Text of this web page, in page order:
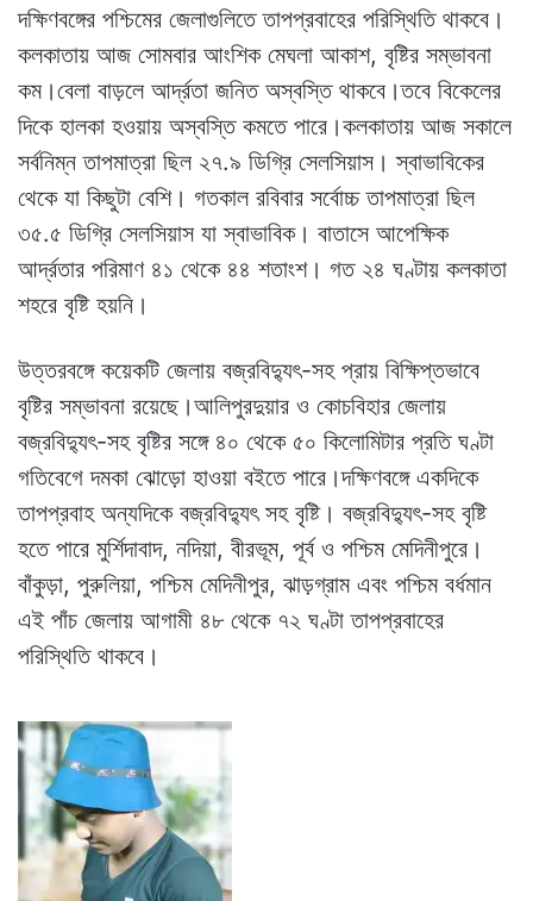
দক্ষিণবঙ্গের পশ্চিমের জেলাগুলিতে তাপপ্রবাহের পরিস্থিতি থাকবে।
কলকাতায় আজ সোমবার আংশিক মেঘলা আকাশ, বৃষ্টির সম্ভাবনা
কম।বেলা বাড়লে আর্দ্রতা জনিত অস্বস্তি থাকবে।তবে বিকেলের
দিকে হালকা হওয়ায় অস্বস্তি কমতে পারে।কলকাতায় আজ সকালে
সর্বনিম্ন তাপমাত্রা ছিল ২৭.৯ ডিগ্রি সেলসিয়াস। স্বাভাবিকের
থেকে যা কিছুটা বেশি। গতকাল রবিবার সর্বোচ্চ তাপমাত্রা ছিল
৩৫.৫ ডিগ্রি সেলসিয়াস যা স্বাভাবিক। বাতাসে আপেক্ষিক
আর্দ্রতার পরিমাণ ৪১ থেকে ৪৪ শতাংশ। গত ২৪ ঘণ্টায় কলকাতা
শহরে বৃষ্টি হয়নি।
উত্তরবঙ্গে কয়েকটি জেলায় বজ্রবিদ্যুৎ-সহ প্রায় বিক্ষিপ্তভাবে
বৃষ্টির সম্ভাবনা রয়েছে।আলিপুরদুয়ার ও কোচবিহার জেলায়
বজ্রবিদ্যুৎ-সহ বৃষ্টির সঙ্গে ৪০ থেকে ৫০ কিলোমিটার প্রতি ঘণ্টা
গতিবেগে দমকা ঝোড়ো হাওয়া বইতে পারে।দক্ষিণবঙ্গে একদিকে
তাপপ্রবাহ অন্যদিকে বজ্রবিদ্যুৎ সহ বৃষ্টি। বজ্রবিদ্যুৎ-সহ বৃষ্টি
হতে পারে মুর্শিদাবাদ, নদিয়া, বীরভূম, পূর্ব ও পশ্চিম মেদিনীপুরে।
বাঁকুড়া, পুরুলিয়া, পশ্চিম মেদিনীপুর, ঝাড়গ্রাম এবং পশ্চিম বর্ধমান
এই পাঁচ জেলায় আগামী ৪৮ থেকে ৭২ ঘণ্টা তাপপ্রবাহের
পরিস্থিতি থাকবে।